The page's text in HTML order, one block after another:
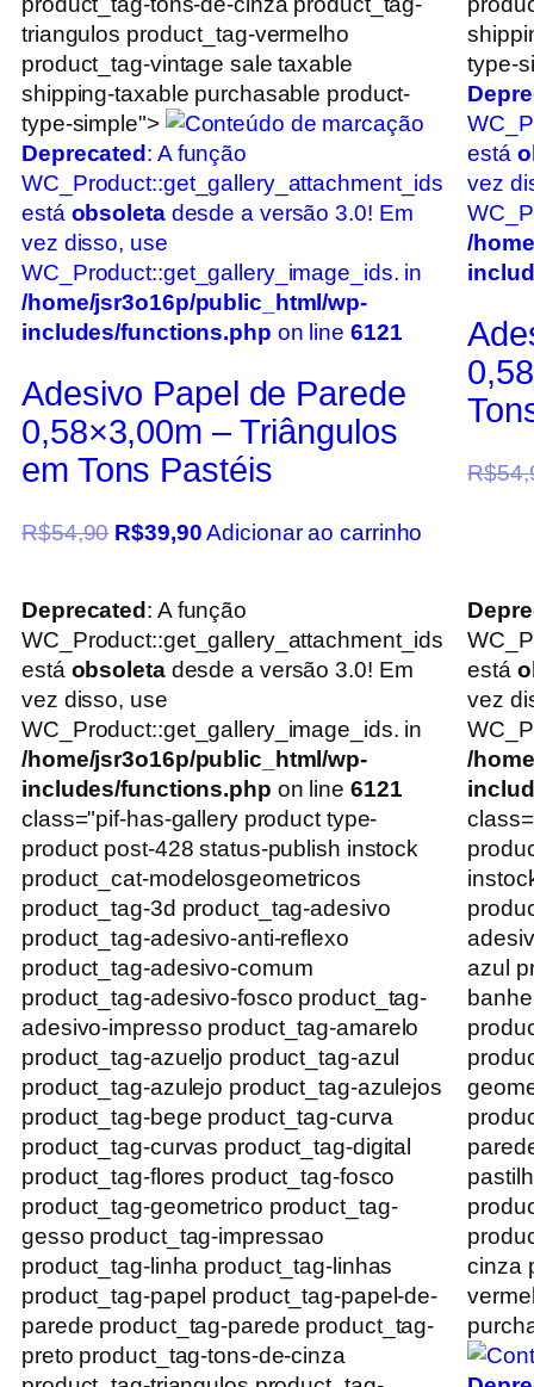
triangulos product_tag-vermelho
product_tag-vintage sale taxable
shipping-taxable purchasable product-
type-simple">
Deprecated: A função
WC_Product::get_gallery_attachment_ids
está obsoletadesde a versão 3.0! Em
vez disso, use
WC_Product::get_gallery_image_ids. in
/home/jsr3o16p/public_html/wp-
includes/functions.php on line 6121
Adesivo Papel de Parede
0,58×3,00m – Triângulos
em Tons Pastéis
R$54,90 R$39,90 Adicionar ao carrinho
type-
está
vez
/
R$
Deprecated : A função
WC_Product::get_gallery_attachment_ids
está obsoletadesde a versão 3.0! Em
vez disso, use
WC_Product::get_gallery_image_ids. in
/home/jsr3o16p/public_html/wp-
includes/functions.php on line 6121
class="pif-has-gallery product type-
product post-428 status-publish instock
product_cat-modelosgeometricos
product_tag-3d product_tag-adesivo
product_tag-adesivo-anti-reflexo
product_tag-adesivo-comum
product_tag-adesivo-fosco product_tag-
adesivo-impresso product_tag-amarelo
product_tag-azueljo product_tag-azul
product_tag-azulejo product_tag-azulejos
product_tag-bege product_tag-curva
product_tag-curvas product_tag-digital
product_tag-flores product_tag-fosco
product_tag-geometrico product_tag-
gesso product_tag-impressao
product_tag-linha product_tag-linhas
product_tag-papel product_tag-papel-de-
parede product_tag-parede product_tag-
preto product_tag-tons-de-cinza
está
vez
/
azul
cinza